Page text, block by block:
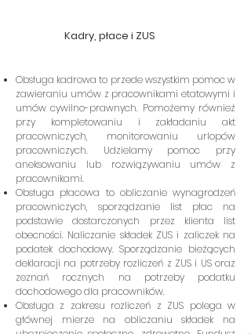
Kadry, płace i ZUS
Obsługa kadrowa to przede wszystkim pomoc w
zawieraniu umów z pracownikami etatowymi i
umów cywilno-prawnych. Pomożemy również
przy kompletowaniu i zakładaniu akt
pracowniczych, monitorowaniu urlopów
pracowniczych. Udzielamy pomoc przy
aneksowaniu lub rozwiązywaniu umów z
pracownikami.
Obsługa płacowa to obliczanie wynagrodzeń
pracowniczych, sporządzanie list płac na
podstawie dostarczonych przez klienta list
obecności. Naliczanie składek ZUS i zaliczek na
podatek dochodowy. Sporządzanie bieżących
deklaracji na potrzeby rozliczeń z ZUS i US oraz
zeznań rocznych na potrzeby podatku
dochodowego dla pracowników.
Obsługa z zakresu rozliczeń z ZUS polega w
głównej mierze na obliczaniu składek na